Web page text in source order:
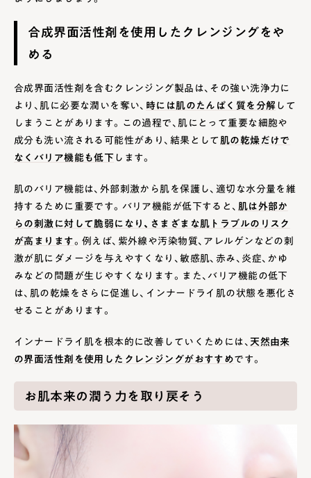
合成界面活性剤を使用したクレンジングをや
める
合成界面活性剤を含むクレンジング製品は、その強い洗浄力に
より、肌に必要な潤いを奪い、 時には肌のたんぱく質を分解して
しまうことがあります。この過程で、肌にとって重要な細胞や
成分も洗い流される可能性があり、結果として 肌の乾燥だけで
なくバリア機能も低下します。
肌のバリア機能は、外部刺激から肌を保護し、適切な水分量を維
持するために重要です。バリア機能が低下すると、 肌は外部か
らの刺激に対して脆弱になり、さまざまな肌トラブルのリスク
が高まります。例えば、紫外線や汚染物質、アレルゲンなどの刺
激が肌にダメージを与えやすくなり、敏感肌、赤み、炎症、かゆ
みなどの問題が生じやすくなります。また、バリア機能の低下
は、肌の乾燥をさらに促進し、インナードライ肌の状態を悪化さ
せることがあります。
インナードライ肌を根本的に改善していくためには、 天然由来
の界面活性剤を使用したクレンジングがおすすめです。
お肌本来の潤う力を取り戻そう